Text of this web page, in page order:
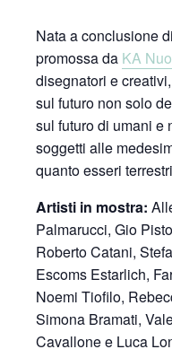
Nata a conclusione
promossa da KA
disegnatori e
sul futuro non solo
sul futuro di umani e
soggetti alle
quanto esseri
Artisti in mostra:
Palmarucci, Gio
Roberto Catani,
Escoms Estarlich,
Noemi Tiofilo,
Simona Bramati,
Cavallone e Luca